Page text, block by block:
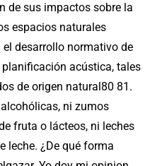
de sus impactos sobre la
espacios naturales
desarrollo normativo de
acústica, tales
de origen natural80 81.
ni zumos
fruta o lácteos, ni leches
leche. ¿De qué forma